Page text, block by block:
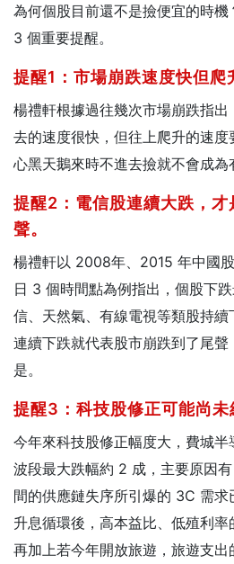
為何個股目前還不是撿便宜的時
3 個重要提醒。
提醒1：市場崩跌速度快但爬
楊禮軒根據過往幾次市場崩跌指
去的速度很快，但往上爬升的速
心黑天鵝來時不進去撿就不會成為
提醒2：電信股連續大跌，才
聲。
楊禮軒以 2008年、2015 年中國
日 3 個時間點為例指出，個股下
信、天然氣、有線電視等類股持
連續下跌就代表股市崩跌到了尾
是。
提醒3：科技股修正可能尚未
今年來科技股修正幅度大，費城
波段最大跌幅約 2 成，主要原因
間的供應鏈失序所引爆的 3C 需求
升息循環後，高本益比、低殖利率
再加上若今年開放旅遊，旅遊支